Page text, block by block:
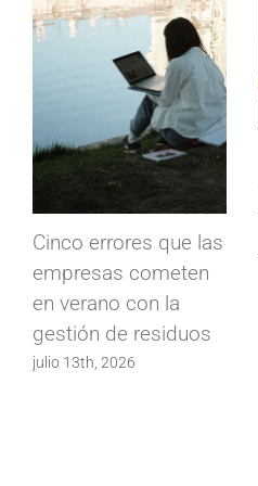
Cinco errores que las
empresas cometen
en verano con la
gestión de residuos
julio 13th, 2026